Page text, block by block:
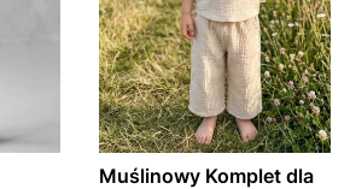
Muślinowy Komplet dla